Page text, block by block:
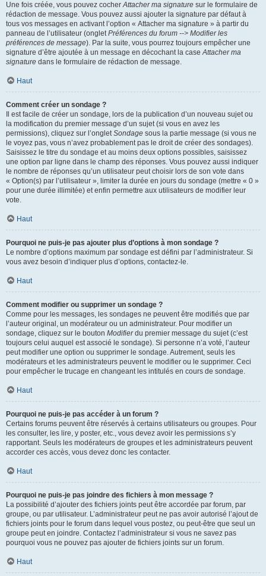
Une fois créée, vous pouvez cocherAttacher ma signature sur le formulaire de
rédaction de message. Vous pouvez aussi ajouter la signature par défaut à
tous vos messages en activant l’option « Attacher ma signature » à partir du
panneau de l’utilisateur (ongletPréférences du forum --> Modifier les
préférences de message). Par la suite, vous pourrez toujours empêcher une
signature d’être ajoutée à un message en décochant la caseAttacher ma
signature dans le formulaire de rédaction de message.
Haut
Comment créer un sondage ?
Il est facile de créer un sondage, lors de la publication d’un nouveau sujet ou
la modification du premier message d’un sujet (si vous en avez les
permissions), cliquez sur l’ongletSondage sous la partie message (si vous ne
le voyez pas, vous n’avez probablement pas le droit de créer des sondages).
Saisissez le titre du sondage et au moins deux options possibles, saisissez
une option par ligne dans le champ des réponses. Vous pouvez aussi indiquer
le nombre de réponses qu’un utilisateur peut choisir lors de son vote dans
« Option(s) par l’utilisateur », limiter la durée en jours du sondage (mettre « 0 »
pour une durée illimitée) et enfin permettre aux utilisateurs de modifier leur
vote.
Haut
Pourquoi ne puis-je pas ajouter plus d’options à mon sondage ?
Le nombre d’options maximum par sondage est défini par l’administrateur. Si
vous avez besoin d’indiquer plus d’options, contactez-le.
Haut
Comment modifier ou supprimer un sondage ?
Comme pour les messages, les sondages ne peuvent être modifiés que par
l’auteur original, un modérateur ou un administrateur. Pour modifier un
sondage, cliquez sur le bouton Modifierdu premier message du sujet (c’est
toujours celui auquel est associé le sondage). Si personne n’a voté, l’auteur
peut modifier une option ou supprimer le sondage. Autrement, seuls les
modérateurs et les administrateurs peuvent le modifier ou le supprimer. Ceci
pour empêcher le trucage en changeant les intitulés en cours de sondage.
Haut
Pourquoi ne puis-je pas accéder à un forum ?
Certains forums peuvent être réservés à certains utilisateurs ou groupes. Pour
les consulter, les lire, y poster, etc., vous devez avoir les permissions s’y
rapportant. Seuls les modérateurs de groupes et les administrateurs peuvent
accorder ces accès, vous devez donc les contacter.
Haut
Pourquoi ne puis-je pas joindre des fichiers à mon message ?
La possibilité d’ajouter des fichiers joints peut être accordée par forum, par
groupe, ou par utilisateur. L’administrateur peut ne pas avoir autorisé l’ajout de
fichiers joints pour le forum dans lequel vous postez, ou peut-être que seul un
groupe peut en joindre. Contactez l’administrateur si vous ne savez pas
pourquoi vous ne pouvez pas ajouter de fichiers joints sur un forum.
Haut